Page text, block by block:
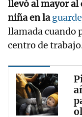
llevó al mayor al
niña en la
llamada cuando
centro de